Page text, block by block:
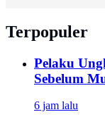
Terpopuler
Pelaku
Sebelum
6 jam lalu